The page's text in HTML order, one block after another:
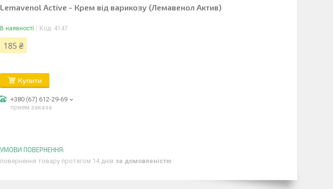
Lemavenol Active - Крем від варикозу (Лемавенол Актив)
В наявності Код: 4147
185 ₴
Купити
+380 (67) 612-29-69
прием заказа
повернення товару протягом 14 днів за домовленістю